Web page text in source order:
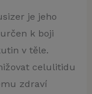
je jeho
k boji
v těle.
celulitidu
zdraví